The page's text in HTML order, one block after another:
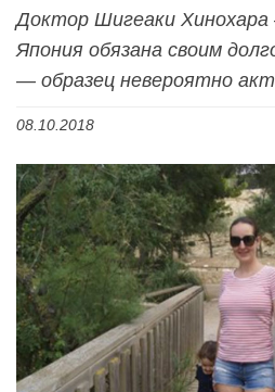
Доктор Шигеаки
Япония обязана своим
— образец невероятно
08.10.2018